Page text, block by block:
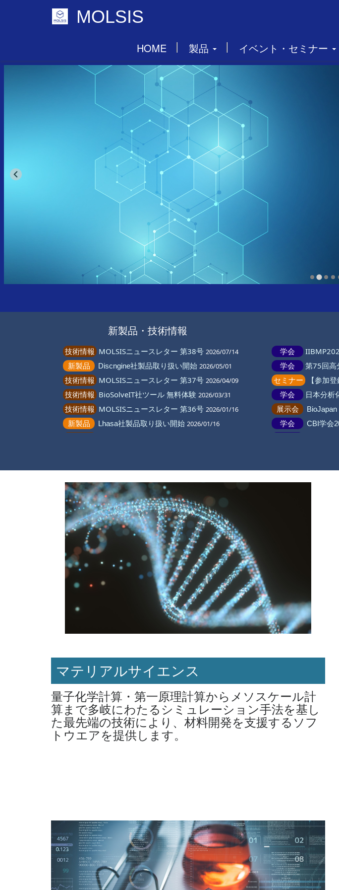
MOLSIS
HOME 製品 イベント・セミナー
新製品・技術情報
技術情報 MOLSISニュースレター 第38号 2026/07/14
新製品 Discngine社製品取り扱い開始 2026/05/01
技術情報 MOLSISニュースレター 第37号 2026/04/09
技術情報 BioSolveIT社ツール 無料体験 2026/03/31
技術情報 MOLSISニュースレター 第36号 2026/01/16
新製品 Lhasa社製品取り扱い開始 2026/01/16
技術情報 MOLSISニュースレター 第32号 2025/01/10
技術情報 MOLSISニュースレター 第31号 2024/10/10
新製品 MOE 2024.06 リリース 2024/08/30
技術情報 MOLSISニュースレター 第30号 2024/07/12
技術情報 MOLSISニュースレター 第29号 2024/04/15
技術情報 MOLSISニュースレター 第28号 2024/01/18
新製品 ClaritySuite販売開始 2023/12/27
技術情報 執筆書籍の刊行 2023/12/27
MOLSISニュースレター 第27号 2023/10/18
技術情報 MOLSISニュースレター 第26号 2023/07/10
MOLSISニュースレター 第25号 2023/04/12
技術情報 MOLSISニュースレター 第23号
技術情報 MOLSISニュースレター 第22号 2022/07/12
技術情報 MOLSISニュースレター 第21号 2022/04/30
技術情報 MOLSISニュースレター 第20号 2022/01/19
学会
学会
第75回高
セミナー
【参加
学会
日本分
展示会
BioJapan
学会 CBI学会
学会
スクリー
日本抗
---- 過去のイベン
LINK-J
第53回
AI・デ
CCG
第26回
展示会
ファーマ
学会
日本薬学
学会 第４回日
学会
第16回ス
学会
第42回メ
学会
CBI学会
第 63 回
日本金
第74回
MOE
展示会 ファーマ
学会 第52回
学会 第25回日
学会 日本ケ
学会 日本薬学
マテリアルサイエンス
量子化学計算・第一原理計算からメソスケール計
算まで多岐にわたるシミュレーション手法を基し
た最先端の技術により、材料開発を支援するソフ
トウエアを提供します。